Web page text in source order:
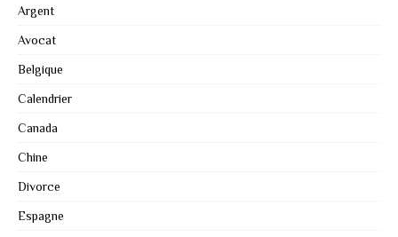
Argent
Avocat
Belgique
Calendrier
Canada
Chine
Divorce
Espagne